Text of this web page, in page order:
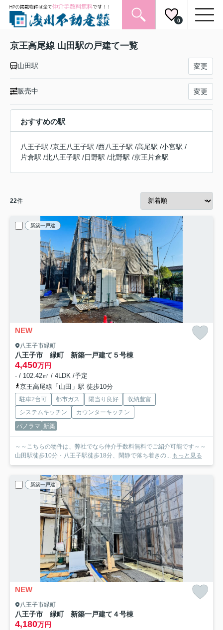
0
京王高尾線 山田駅の戸建て一覧
山田駅 変更
販売中 変更
おすすめの駅
八王子駅 /京王八王子駅 /西八王子駅 /高尾駅 /小宮駅 /
片倉駅 /北八王子駅 /日野駅 /北野駅 /京王片倉駅
22件
新築一戸建
NEW
八王子市緑町
八王子市 緑町 新築一戸建て ５号棟
4,450万円
- / 102.42㎡ / 4LDK /予定
京王高尾線「山田」駅 徒歩10分
駐車2台可 都市ガス 陽当り良好
収納豊富
システムキッチン
カウンターキッチン
パノラマ 新築
～～こちらの物件は、弊社でなら仲介手数料無料でご紹介可能です～～
山田駅徒歩10分・八王子駅徒歩18分、閑静で落ち着きの...
もっと見る
新築一戸建
NEW
八王子市緑町
八王子市 緑町 新築一戸建て ４号棟
4,180万円